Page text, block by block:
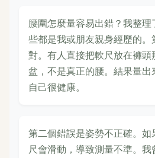
腰圍怎麼量容易出錯？我整
些都是我或朋友親身經歷的
對。有人直接把軟尺放在褲
盆，不是真正的腰。結果量
自己很健康。
第二個錯誤是姿勢不正確。
尺會滑動，導致測量不準。